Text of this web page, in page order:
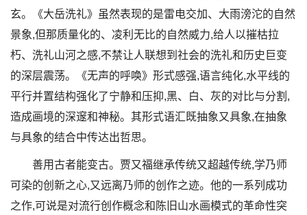
玄。《大岳洗礼》虽然表现的是雷电交加、大雨滂沱的自然
景象,但那质量化的、凌利无比的自然威力,给人以摧枯拉
朽、洗礼山河之感,不禁让人联想到社会的洗礼和历史巨变
的深层震荡。《无声的呼唤》形式感强,语言纯化,水平线的
平行并置结构强化了宁静和压抑,黑、白、灰的对比与分割,
造成画境的深邃和神秘。其形式语汇既抽象又具象,在抽象
与具象的结合中传达出哲思。
善用古者能变古。贾又福继承传统又超越传统,学乃师
可染的创新之心,又远离乃师的创作之迹。他的一系列成功
之作,可说是对流行创作概念和陈旧山水画模式的革命性突